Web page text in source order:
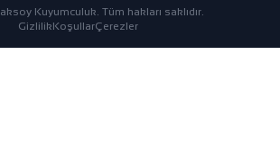
Kuyumculuk. Tüm hakları saklıdır.
GizlilikKoşullarÇerezler